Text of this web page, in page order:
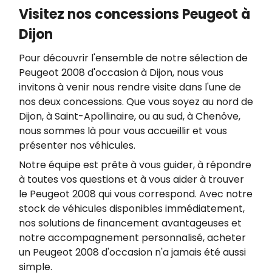
Visitez nos concessions Peugeot à
Dijon
Pour découvrir l'ensemble de notre sélection de
Peugeot 2008 d'occasion à Dijon, nous vous
invitons à venir nous rendre visite dans l'une de
nos deux concessions. Que vous soyez au nord de
Dijon, à Saint-Apollinaire, ou au sud, à Chenôve,
nous sommes là pour vous accueillir et vous
présenter nos véhicules.
Notre équipe est prête à vous guider, à répondre
à toutes vos questions et à vous aider à trouver
le Peugeot 2008 qui vous correspond. Avec notre
stock de véhicules disponibles immédiatement,
nos solutions de financement avantageuses et
notre accompagnement personnalisé, acheter
un Peugeot 2008 d'occasion n'a jamais été aussi
simple.